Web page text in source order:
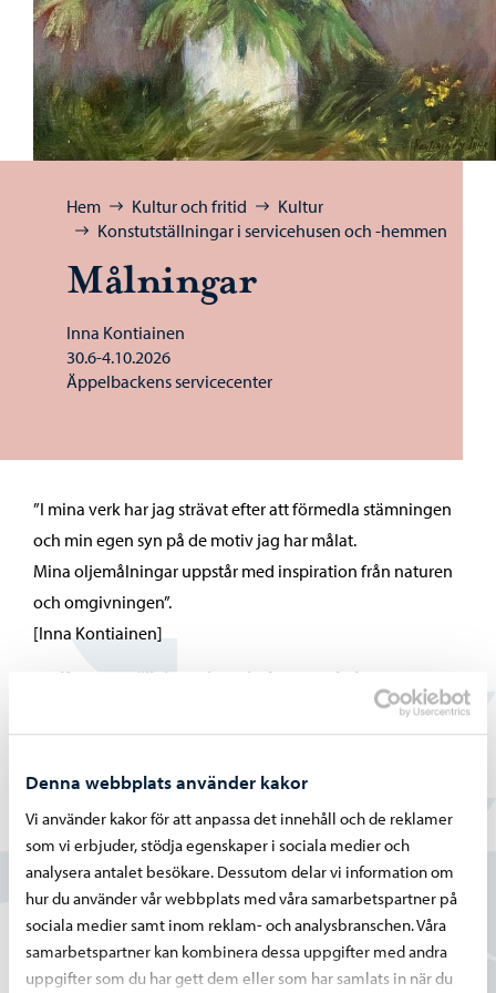
Denna webbplats använder kakor
Vi använder kakor för att anpassa det innehåll och de reklamer
som vi erbjuder, stödja egenskaper i sociala medier och
analysera antalet besökare. Dessutom delar vi information om
hur du använder vår webbplats med våra samarbetspartner på
sociala medier samt inom reklam- och analysbranschen. Våra
samarbetspartner kan kombinera dessa uppgifter med andra
uppgifter som du har gett dem eller som har samlats in när du
Bläddra:
Hem Kultur och fritid
Kultur
Konstutställningar i servicehusen och -hemmen
Målningar
Inna Kontiainen
30.6-4.10.2026
Äppelbackens servicecenter
”I mina verk har jag strävat efter att förmedla stämningen
och min egen syn på de motiv jag har målat.
Mina oljemålningar uppstår med inspiration från naturen
och omgivningen”.
[Inna Kontiainen]
Konstutställningar i servicehusen och -hemmen
Hittade du vad du sökte?